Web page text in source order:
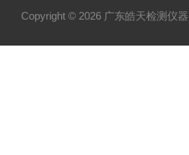
Copyright © 2026 广东皓天检测仪